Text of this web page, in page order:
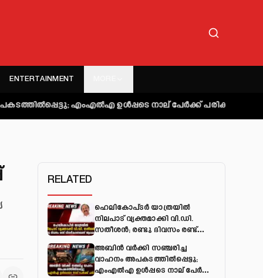
ENTERTAINMENT
എംഎല്‍എ ഉള്‍പ്പടെ നാല് പേര്‍ക്ക് പരിക്ക് കുറ്റിപ്പുറം ബസ്
RELATED
ഹെലികോപ്ടർ യാത്രയിൽ
നിലപാട് വ്യക്തമാക്കി വി.ഡി.
സതീശൻ; രണ്ടു ദിവസം രണ്ട്
അബിന്‍ വര്‍ക്കി സഞ്ചരിച്ച
വാഹനം അപകടത്തില്‍പ്പെട്ടു;
എംഎല്‍എ ഉള്‍പ്പടെ നാല് പേര്‍ക്ക്